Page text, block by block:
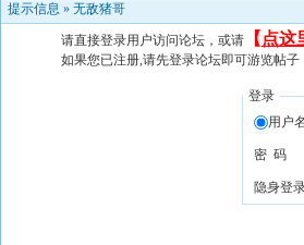
提示信息 » 无敌猪哥
请直接登录用户访问论坛，或请 【 点这
如果您已注册,请先登录论坛即可游览帖子
登录
用户名
密 码
隐身登